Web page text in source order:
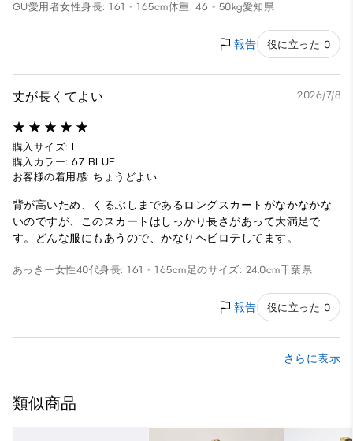
GU愛用者女性身長: 161 - 165cm体重: 46 - 50kg愛知県
報告 役に立った 0
丈が長くてよい 2026/7/8
購入サイズ: L
購入カラー: 67 BLUE
お客様の着用感: ちょうどよい
背が高いため、くるぶしまであるロングスカートがなかなかな
いのですが、このスカートはしっかり長さがあって大満足で
す。どんな服にもあうので、かなりヘビロテしてます。
あっきー女性40代身長: 161 - 165cm足のサイズ: 24.0cm千葉県
報告 役に立った 0
さらに表示
類似商品